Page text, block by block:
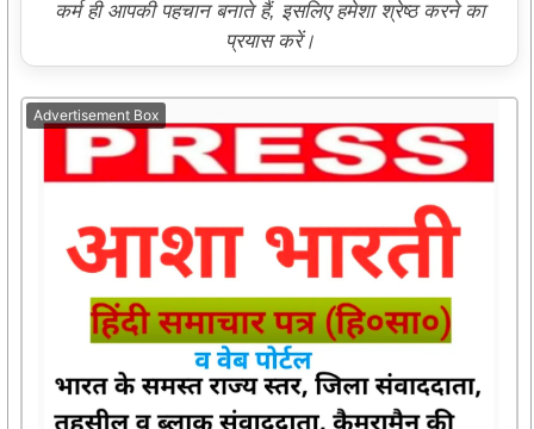
कर्म ही आपकी पहचान बनाते हैं, इसलिए हमेशा श्रेष्ठ करने का
प्रयास करें।
Advertisement Box